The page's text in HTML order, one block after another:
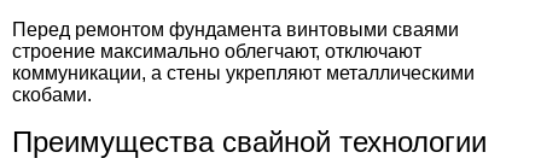
Перед ремонтом фундамента винтовыми сваями
строение максимально облегчают, отключают
коммуникации, а стены укрепляют металлическими
скобами.
Преимущества свайной технологии